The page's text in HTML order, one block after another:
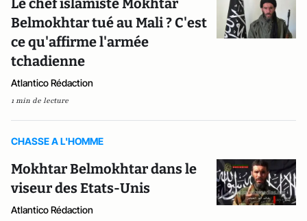
Belmokhtar tué au Mali ? C'est
ce qu'affirme l'armée
tchadienne
Atlantico Rédaction
1 min de lecture
CHASSE A L'HOMME
Mokhtar Belmokhtar dans le
viseur des Etats-Unis
Atlantico Rédaction